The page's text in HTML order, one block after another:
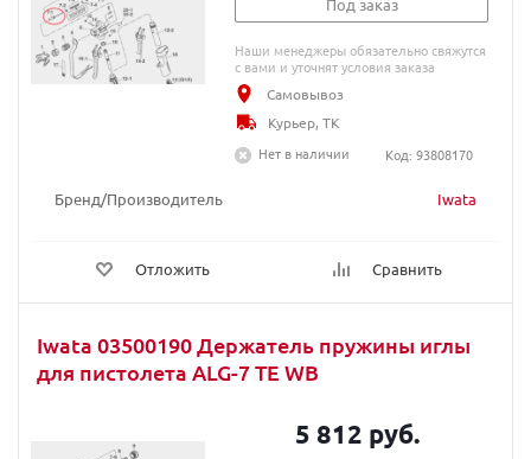
Бренд/Производитель Iwata
Отложить Сравнить
Под заказ
Наши менеджеры обязательно свяжутся
с вами и уточнят условия заказа
Самовывоз
Курьер, ТК
Нет в наличии
Код: 93808170
Iwata 03500190 Держатель пружины иглы
для пистолета ALG-7 TE WB
5 812 руб.